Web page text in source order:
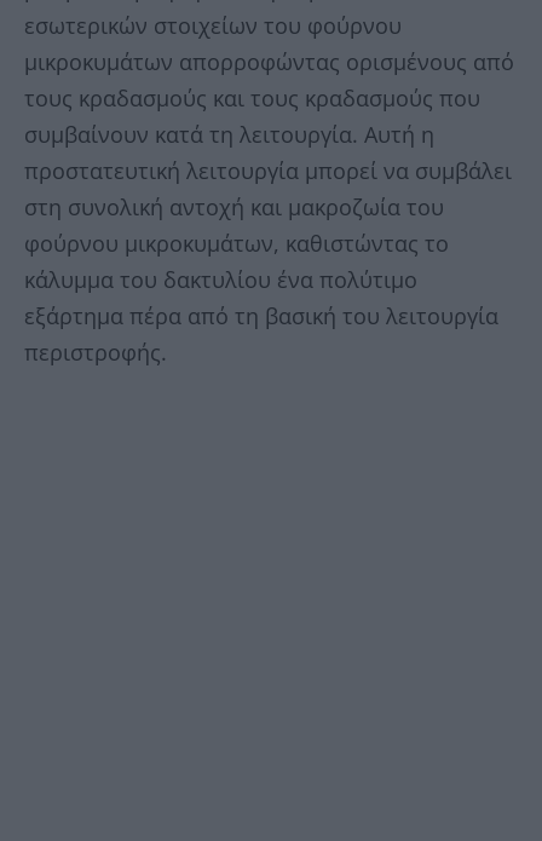
εσωτερικών στοιχείων του φούρνου
μικροκυμάτων απορροφώντας ορισμένους από
τους κραδασμούς και τους κραδασμούς που
συμβαίνουν κατά τη λειτουργία. Αυτή η
προστατευτική λειτουργία μπορεί να συμβάλει
στη συνολική αντοχή και μακροζωία του
φούρνου μικροκυμάτων, καθιστώντας το
κάλυμμα του δακτυλίου ένα πολύτιμο
εξάρτημα πέρα ​​από τη βασική του λειτουργία
περιστροφής.